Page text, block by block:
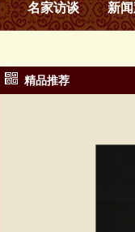
名家访谈 新
精品推荐